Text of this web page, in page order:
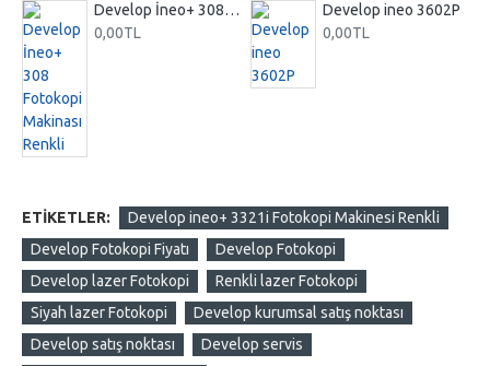
Develop İneo+ 308 Fotokopi Makinası Renkli
0,00TL
Develop ineo 3602P
0,00TL
ETIKETLER:
Develop ineo+ 3321i Fotokopi Makinesi Renkli
Develop Fotokopi Fiyatı
Develop Fotokopi
Develop lazer Fotokopi
Renkli lazer Fotokopi
Siyah lazer Fotokopi
Develop kurumsal satış noktası
Develop satış noktası
Develop servis